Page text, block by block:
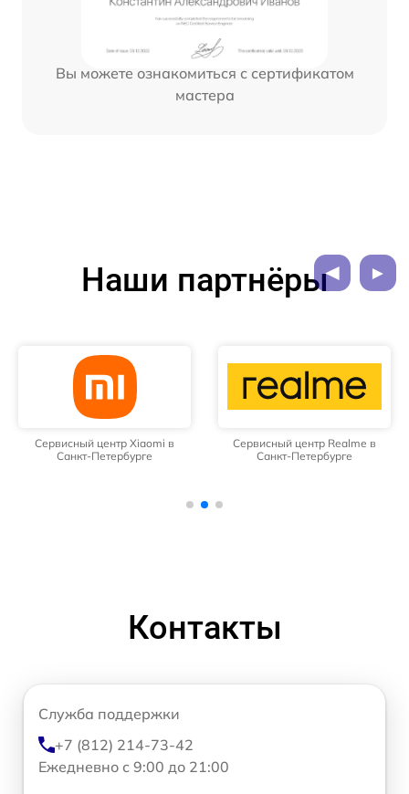
Вы можете ознакомиться с сертификатом
мастера
Наши партнёры
Сервисный центр Xiaomi в
Санкт-Петербурге
Сервисный центр Realme в
Санкт-Петербурге
Контакты
Служба поддержки
+7 (812) 214-73-42
Ежедневно с 9:00 до 21:00